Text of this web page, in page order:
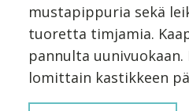
mustapippuria sekä
tuoretta timjamia.
pannulta
lomittain kastikkeen